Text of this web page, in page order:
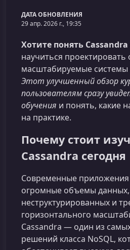
ДАТА ОБНОВЛЕНИЯ
29 апр. 2026 г., 19:35
Хотите понять Cassandra
научиться проектировать
масштабируемые системы
Этот улучшенный обзор
пользователям сразу
обучения и понять, какие
на практике.
Почему стоит
Cassandra сегодня
Современные
огромные объемы данных,
неструктурированных и
горизонтального
Cassandra — один из
решений класса NoSQL,